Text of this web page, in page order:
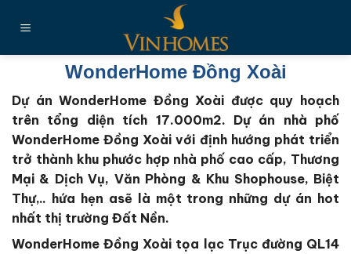
đến
WonderHome Đồng Xoài
Dự án WonderHome Đồng Xoài được quy hoạch
trên tổng diện tích 17.000m2. Dự án nhà phố
WonderHome Đồng Xoài với định hướng phát triển
trở thành khu phước hợp nhà phố cao cấp, Thương
Mại & Dịch Vụ, Văn Phòng & Khu Shophouse, Biệt
Thự,.. hứa hẹn asẽ là một trong những dự án hot
nhất thị trường Đất Nền.
WonderHome Đồng Xoài tọa lạc Trục đường QL14